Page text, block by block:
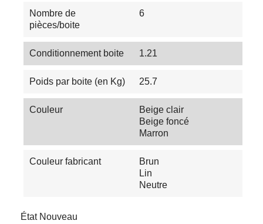
Nombre de
pièces/boite
6
Conditionnement boite 1.21
Poids par boite (en Kg) 25.7
Couleur
Beige clair
Beige foncé
Marron
Couleur fabricant
Brun
Lin
Neutre
État Nouveau